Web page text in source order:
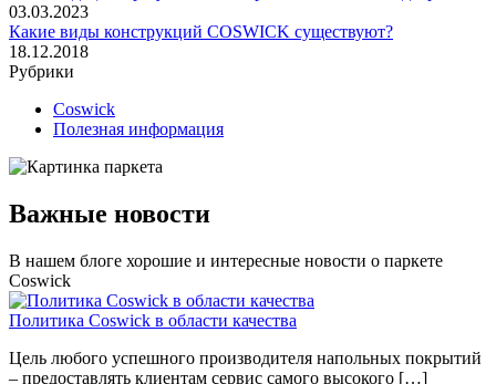
03.03.2023
Какие виды конструкций COSWICK существуют?
18.12.2018
Рубрики
Coswick
Полезная информация
Важные новости
В нашем блоге хорошие и интересные новости о паркете
Coswick
Политика Coswick в области качества
Цель любого успешного производителя напольных покрытий
– предоставлять клиентам сервис самого высокого […]